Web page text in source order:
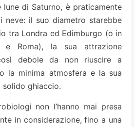
lune di Saturno, è praticamente
neve: il suo diametro starebbe
tra Londra ed Edimburgo (o in
e Roma), la sua attrazione
debole da non riuscire a
la minima atmosfera e la sua
ghiaccio.
non l’hanno mai presa
in considerazione, fino a una